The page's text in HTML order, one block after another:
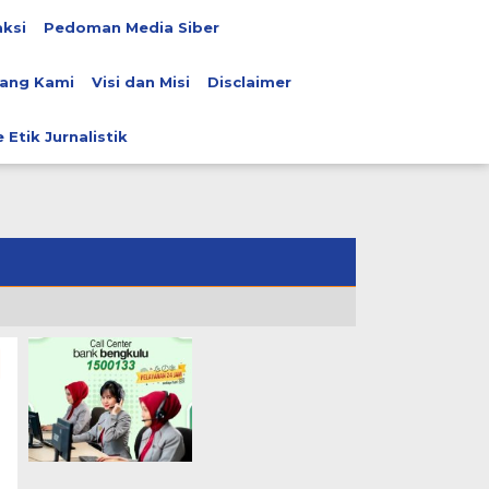
Pedoman Media Siber
Kami Visi dan Misi Disclaimer
Etik Jurnalistik